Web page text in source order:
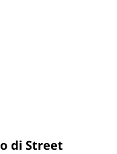
di Street